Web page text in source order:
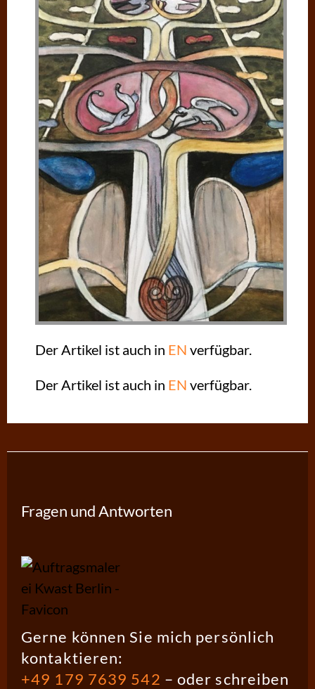
Der Artikel ist auch in EN verfügbar.
Der Artikel ist auch in EN verfügbar.
Fragen und Antworten
Gerne können Sie mich persönlich
kontaktieren:
+49 179 7639 542 – oder schreiben